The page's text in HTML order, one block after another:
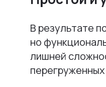
В результате
но
лишней